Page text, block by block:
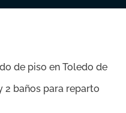
de piso en Toledo de
2 baños para reparto